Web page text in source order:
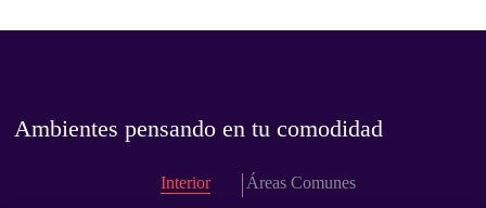
Ambientes pensando en tu comodidad
Interior Áreas Comunes